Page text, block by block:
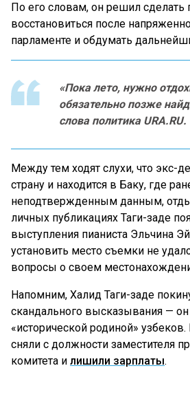
По его словам, он решил сделать
восстановиться после
парламенте и обдумать
«Пока лето, нужно
обязательно позже
слова политика URA.RU.
Между тем ходят слухи, что экс-
страну и находится в Баку, где
неподтвержденным данным,
личных публикациях Таги-заде
выступления пианиста Эльчина
установить место съемки не
вопросы о своем
Напомним, Халид Таги-заде
скандального высказывания — он
«исторической родиной»
сняли с должности заместителя
комитета и лишили зарплаты.